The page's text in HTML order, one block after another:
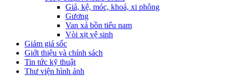
Giá, kệ, móc, khoá, xi phông
Gương
Van xả bồn tiểu nam
Vòi xịt vệ sinh
Giảm giá sốc
Giới thiệu và chính sách
Tin tức kỹ thuật
Thư viện hình ảnh